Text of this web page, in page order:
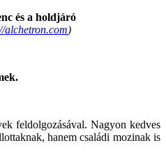
és a holdjáró
alchetron.com)
feldolgozásával. Nagyon kedves
hanem családi mozinak is